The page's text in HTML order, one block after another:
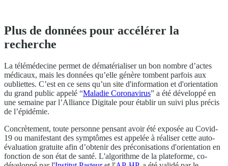
Plus de données pour accélérer la
recherche
La télémédecine permet de dématérialiser un bon nombre d’actes
médicaux, mais les données qu’elle génère tombent parfois aux
oubliettes. C’est en ce sens qu’un site d'information et d'orientation
du grand public appelé “Maladie Coronavirus” a été développé en
une semaine par l’Alliance Digitale pour établir un suivi plus précis
de l’épidémie.
Concrètement, toute personne pensant avoir été exposée au Covid-
19 ou manifestant des symptômes est appelée à réaliser cette auto-
évaluation gratuite afin d’obtenir des préconisations d'orientation en
fonction de son état de santé. L'algorithme de la plateforme, co-